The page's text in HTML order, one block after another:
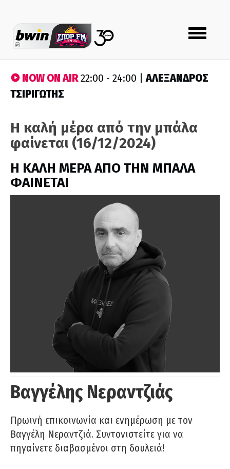
Toggle
navigation
NOW ON AIR22:00 - 24:00 |ΑΛΕΞΑΝΔΡΟΣ
ΤΣΙΡΙΓΩΤΗΣ
Η καλή μέρα από την μπάλα
φαίνεται (16/12/2024)
H ΚΑΛΗ ΜΕΡΑ ΑΠΟ ΤΗΝ ΜΠΑΛΑ
ΦΑΙΝΕΤΑΙ
Βαγγέλης Νεραντζιάς
Πρωινή επικοινωνία και ενημέρωση με τον
Βαγγέλη Νεραντζιά. Συντονιστείτε για να
πηγαίνετε διαβασμένοι στη δουλειά!